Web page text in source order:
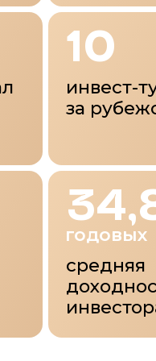
годовых
средняя
инвестора